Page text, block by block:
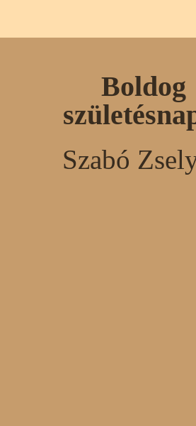
Boldog
Szabó